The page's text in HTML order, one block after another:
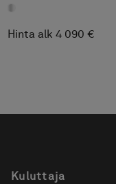
Hinta alk 4 090 €
Kuluttaja